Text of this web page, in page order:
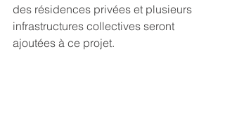
des résidences privées et plusieurs
infrastructures collectives seront
ajoutées à ce projet.